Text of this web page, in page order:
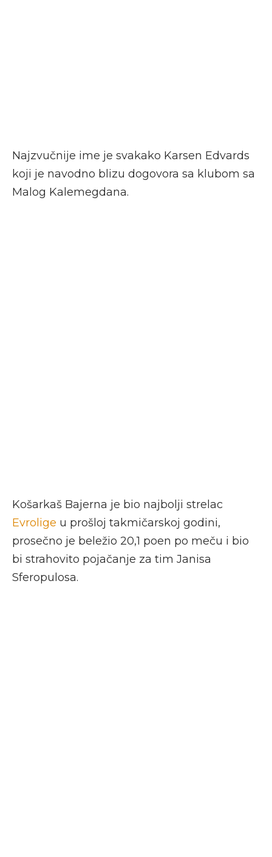
Najzvučnije ime je svakako Karsen Edvards
koji je navodno blizu dogovora sa klubom sa
Malog Kalemegdana.
Košarkaš Bajerna je bio najbolji strelac
Evrolige u prošloj takmičarskoj godini,
prosečno je beležio 20,1 poen po meču i bio
bi strahovito pojačanje za tim Janisa
Sferopulosa.